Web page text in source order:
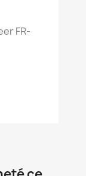
FR-